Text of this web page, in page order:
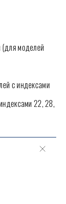
(для моделей
с индексами
22, 28,